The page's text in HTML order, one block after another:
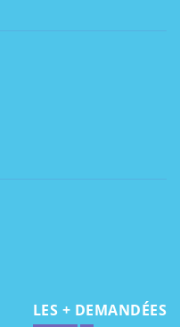
LES + DEMANDÉES